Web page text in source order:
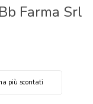
Farma Srl